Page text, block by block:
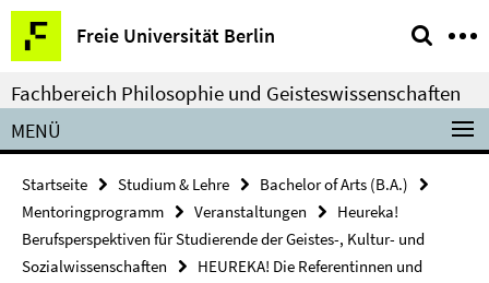
Springe
direkt
zu
Inhalt
Freie Universität Berlin
Service-
Navigation
Fachbereich Philosophie und Geisteswissenschaften
MENÜ
Startseite Studium & Lehre
Bachelor of Arts (B.A.)
Mentoringprogramm
Veranstaltungen
Heureka!
Berufsperspektiven für Studierende der Geistes-, Kultur- und
Sozialwissenschaften
HEUREKA! Die Referentinnen und